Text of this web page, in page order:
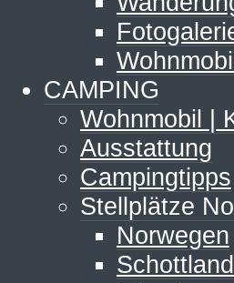
CAMPING
Wohnmobil |
Ausstattung
Campingtipps
Stellplätze
Norwegen
Schottland